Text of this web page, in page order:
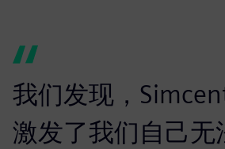
我们发现，
激发了我们自己无